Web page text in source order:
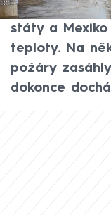
se
státy a Mexiko
teploty. Na
požáry
dokonce